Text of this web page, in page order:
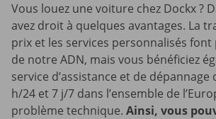
Vous louez une voiture chez Dockx ?
avez droit à quelques avantages. La
prix et les services personnalisés
de notre ADN, mais vous bénéficiez
service d’assistance et de dépannage
h/24 et 7 j/7 dans l’ensemble de
problème technique. Ainsi, vous